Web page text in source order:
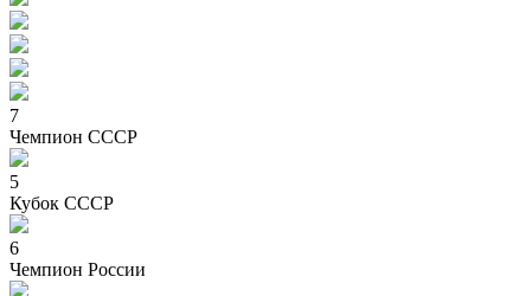
7
Чемпион СССР
5
Кубок СССР
6
Чемпион России